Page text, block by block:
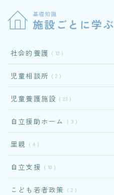
基礎知識
施設ごとに学ぶ
社会的養護 12
児童相談所 2
児童養護施設 23
自立援助ホーム 3
里親 4
自立支援 10
こども若者政策 2